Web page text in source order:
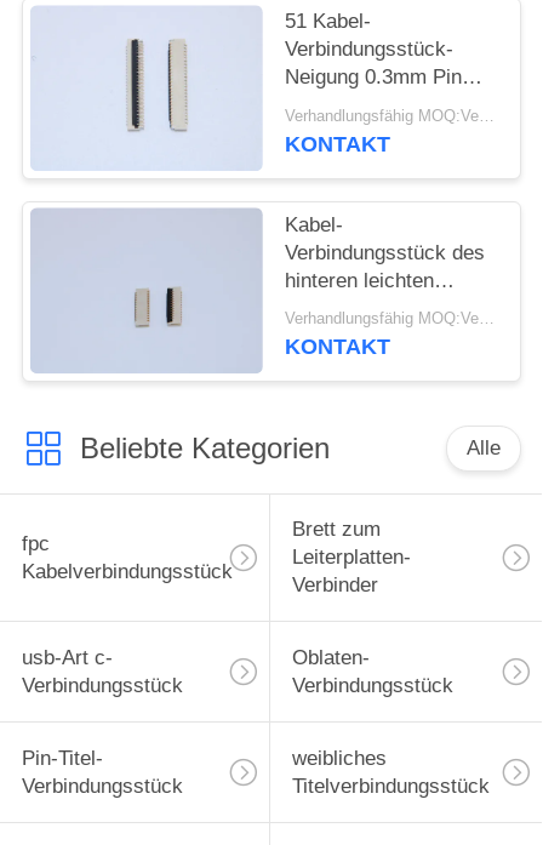
51 Kabel-
Verbindungsstück-
Neigung 0.3mm Pin
FPC Flexc$einfach-auf
VORMONTIERTEM
Verhandlungsfähig MOQ:Verhandelbar
KONTAKT
Kabel-
Verbindungsstück des
hinteren leichten
Schlages ZIF,
elektrisches Kabel-
Verhandlungsfähig MOQ:Verhandelbar
KONTAKT
Beliebte Kategorien Alle
fpc
Kabelverbindungsstück
Brett zum
Leiterplatten-
Verbinder
usb-Art c-
Verbindungsstück
Oblaten-
Verbindungsstück
Pin-Titel-
Verbindungsstück
weibliches
Titelverbindungsstück